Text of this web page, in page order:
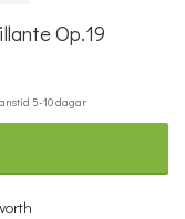
Op.19
5-10 dagar